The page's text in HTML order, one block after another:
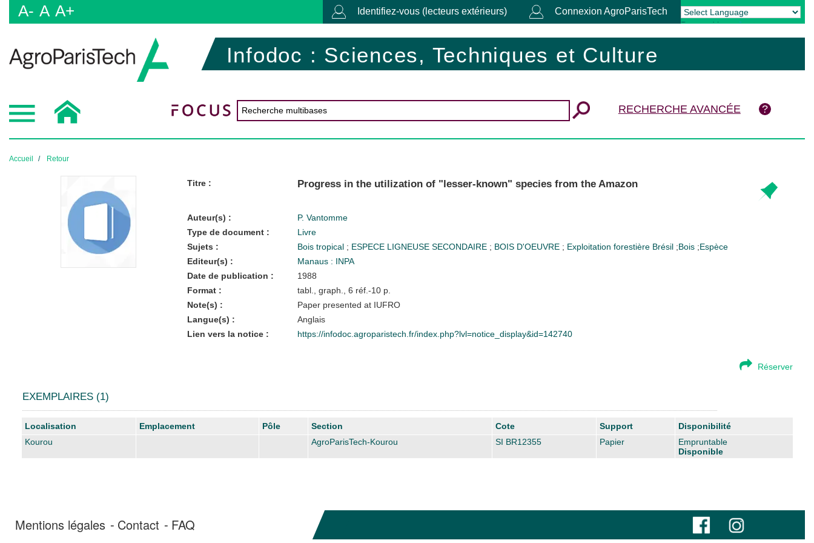
A- A A+ Identifiez-vous (lecteurs extérieurs) Connexion AgroParisTech
Powered by Translate
Infodoc : Sciences, Techniques et Culture
RECHERCHE AVANCÉE
Accueil Retour
Titre : Progress in the utilization of "lesser-known" species from the Amazon
Auteur(s) :
P. Vantomme
Type de document :
Livre
Sujets :
Bois tropical ; ESPECE LIGNEUSE SECONDAIRE ; BOIS D'OEUVRE ; Exploitation forestière Brésil ;Bois ;Espèce
Editeur(s) :
Manaus : INPA
Date de publication :
1988
Format :
tabl., graph., 6 réf.-10 p.
Note(s) :
Paper presented at IUFRO
Langue(s) :
Anglais
Lien vers la notice :
https://infodoc.agroparistech.fr/index.php?lvl=notice_display&id=142740
Réserver
EXEMPLAIRES (1)
Liste des exemplaires
Localisation Emplacement Pôle Section Cote Support
Disponibilité
Kourou
AgroParisTech-Kourou SI BR12355 Papier
Empruntable
Disponible
Mentions légales Contact FAQ